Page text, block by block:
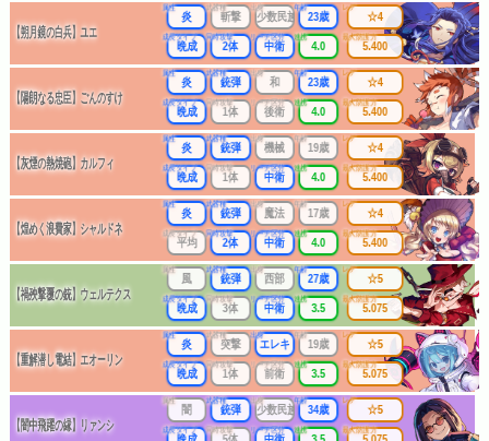
【朔月鏡の白兵】ユエ
属性
炎
武器種
斬撃
出身
少数民族
年齢
23歳
成長タイプ
晩成
同時攻撃
2体
リーチ区分
中衛
連携
4.0
レア
☆4
最大防護力
5.400
【陽朗なる忠臣】ごんのすけ
属性
炎
武器種
銃弾
出身
和
年齢
23歳
成長タイプ
晩成
同時攻撃
1体
リーチ区分
後衛
連携
4.0
レア
☆4
最大防護力
5.400
【灰煙の熱焼砲】カルフィ
属性
炎
武器種
銃弾
出身
機械
年齢
19歳
成長タイプ
晩成
同時攻撃
1体
リーチ区分
中衛
連携
4.0
レア
☆4
最大防護力
5.400
【煌めく浪費家】シャルドネ
属性
炎
武器種
銃弾
出身
魔法
年齢
17歳
成長タイプ
平均
同時攻撃
2体
リーチ区分
中衛
連携
4.0
レア
☆4
最大防護力
5.400
【禍殃撃覆の銃】ウェルテクス
属性
風
武器種
銃弾
出身
西部
年齢
27歳
成長タイプ
晩成
同時攻撃
3体
リーチ区分
中衛
連携
3.5
レア
☆5
最大防護力
5.075
【重解潜し電結】エオーリン
属性
炎
武器種
突撃
出身
エレキ
年齢
19歳
成長タイプ
晩成
同時攻撃
1体
リーチ区分
前衛
連携
3.5
レア
☆5
最大防護力
5.075
【闇中飛躍の縁】リァンシ
属性
闇
武器種
銃弾
出身
少数民族
年齢
34歳
成長タイプ 同時攻撃 リーチ区分 連携
レア
☆5
最大防護力